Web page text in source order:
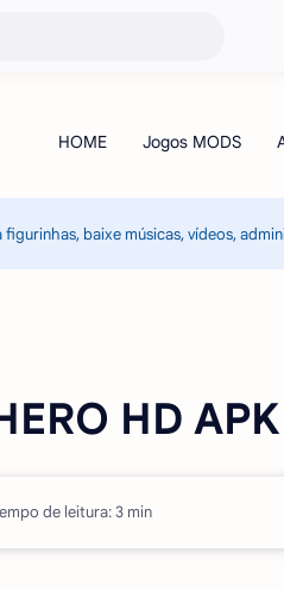
figurinhas, baixe músicas, vídeos,
HD
de leitura: 3 min